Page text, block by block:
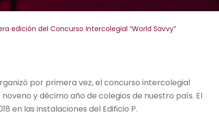
edición del Concurso Intercolegial “World Savvy”
por primera vez, el concurso intercolegial
y décimo año de colegios de nuestro país. El
en las instalaciones del Edificio P.